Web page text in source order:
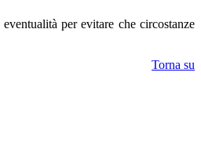
per evitare che circostanze
Torna su